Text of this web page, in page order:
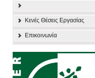
Κενές Θέσεις Εργασίας
Επικοινωνία